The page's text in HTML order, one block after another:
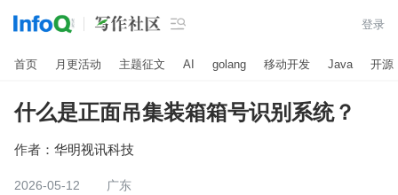
 登录
首页 月更活动 主题征文 AI golang 移动开发 Java 开源
什么是正面吊集装箱箱号识别系统？
作者： 华明视讯科技
2026-05-12
广东